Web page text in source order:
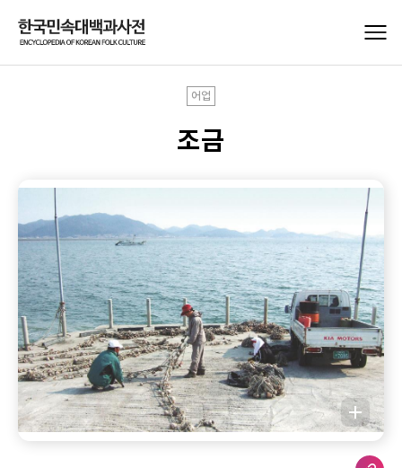
어업
조금